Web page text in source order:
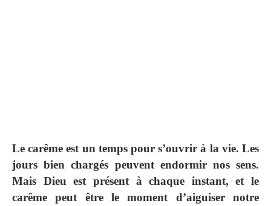
Le carême est un temps pour s’ouvrir à la vie. Les
jours bien chargés peuvent endormir nos sens.
Mais Dieu est présent à chaque instant, et le
carême peut être le moment d’aiguiser notre